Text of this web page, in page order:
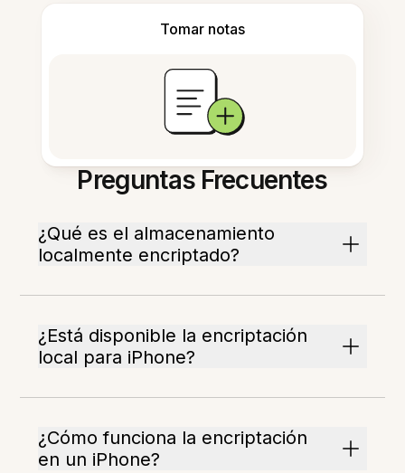
Tomar notas
Preguntas Frecuentes
¿Qué es el almacenamiento
localmente encriptado?
¿Está disponible la encriptación
local para iPhone?
¿Cómo funciona la encriptación
en un iPhone?